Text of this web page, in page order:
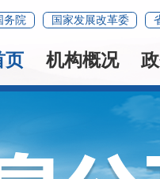
务院 国家发展改革委
页 机构概况